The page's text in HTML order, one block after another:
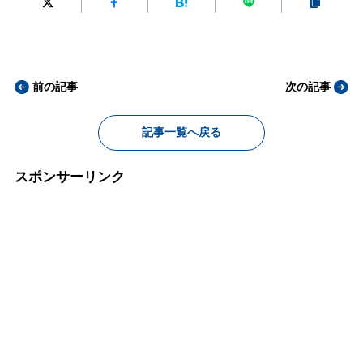
前の記事
記事一覧へ戻る
次の記事
スポンサーリンク